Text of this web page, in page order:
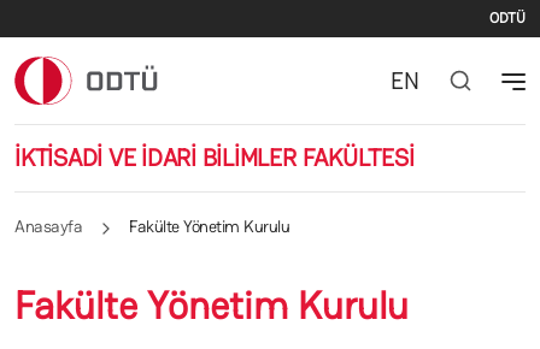
ODTÜ
İKTİSADİ VE İDARİ BİLİMLER FAKÜLTESİ
EN
Anasayfa Fakülte Yönetim Kurulu
Fakülte Yönetim Kurulu